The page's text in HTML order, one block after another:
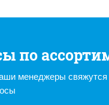
по
менеджеры